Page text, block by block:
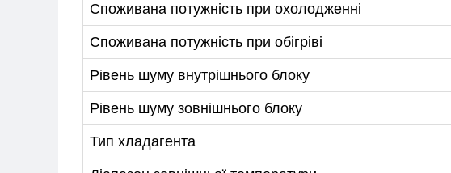
Споживана потужність при охолодженні
Споживана потужність при обігріві
Рівень шуму внутрішнього блоку
Рівень шуму зовнішнього блоку
Тип хладагента